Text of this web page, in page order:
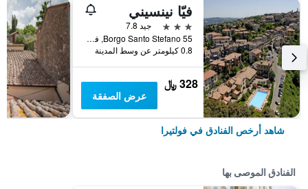
فيّا نينسيني
3 نجوم
جيد 7.8
Borgo Santo Stefano 55, فولتيرا, توسكانا, إيطاليا
0.8 كيلومتر عن وسط المدينة
328 ﷼
عرض الصفقة
شاهد أرخص الفنادق في فولتيرا
الفنادق الموصى بها